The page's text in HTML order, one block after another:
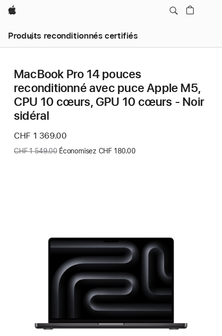
Apple
Produits reconditionnés certifiés
MacBook Pro 14 pouces
reconditionné avec puce Apple M5,
CPU 10 cœurs, GPU 10 cœurs - Noir
sidéral
Nouveau
prix
CHF 1 369.00
Ancien
CHF 1 549.00 Économisez CHF 180.00